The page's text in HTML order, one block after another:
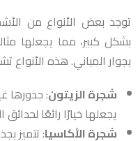
توجد بعض الأنواع من
بشكل كبير، مما يجعلها
بجوار المباني. هذه الأنواع
شجرة الزيتون: جذورها
يجعلها خيارًا رائعًا لحدائق
شجرة الأكاسيا: تتميز